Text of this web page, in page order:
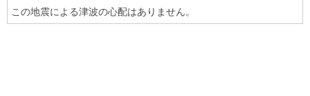
この地震による津波の心配はありません。